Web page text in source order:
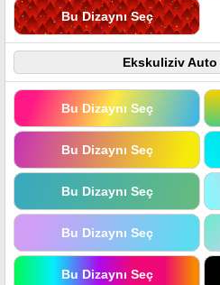
Bu Dizaynı Seç
Ekskuliziv Auto
Bu Dizaynı Seç
Bu Dizaynı Seç
Bu Dizaynı Seç
Bu Dizaynı Seç
Bu Dizaynı Seç